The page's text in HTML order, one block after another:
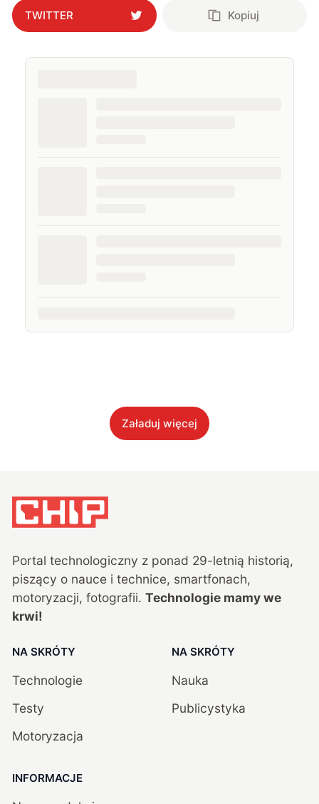
TWITTER Kopiuj
Załaduj więcej
Portal technologiczny z ponad 29-letnią historią,
piszący o nauce i technice, smartfonach,
motoryzacji, fotografii. Technologie mamy we
krwi!
NA SKRÓTY
Technologie
Testy
Motoryzacja
NA SKRÓTY
Nauka
Publicystyka
INFORMACJE